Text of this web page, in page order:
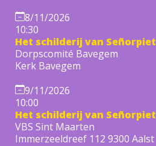
8/11/2026
10:30
Het schilderij van Señorpiet
Dorpscomité Bavegem
Kerk Bavegem
9/11/2026
10:00
Het schilderij van Señorpiet
VBS Sint Maarten
Immerzeeldreef 112 9300 Aalst